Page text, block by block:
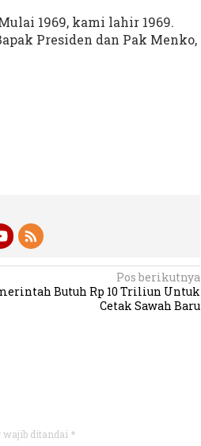
1969, kami lahir 1969.
Presiden dan Pak Menko,
Pos berikutnya
Butuh Rp 10 Triliun Untuk
Cetak Sawah Baru
wajib ditandai *